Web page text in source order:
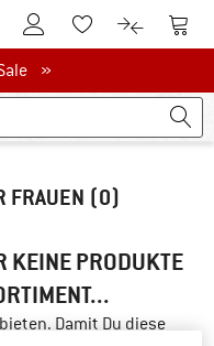
Zum KundenkontoZum Merkzettel.
Zum Zum
»
FRAUEN (0)
KEINE PRODUKTE
Damit Du diese